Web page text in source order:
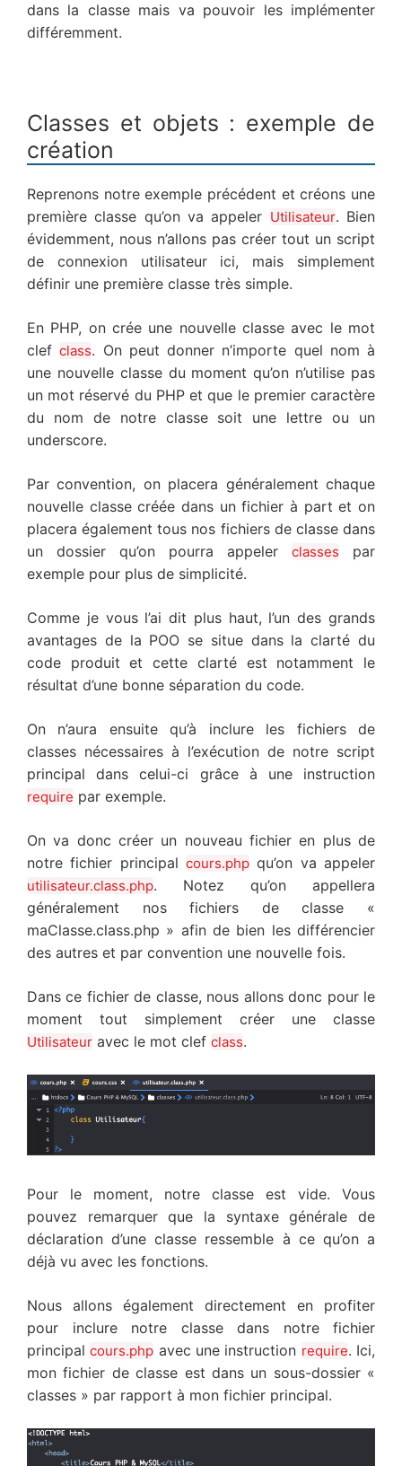
dans la classe mais va pouvoir les implémenter
différemment.
Classes et objets : exemple de
création
Reprenons notre exemple précédent et créons une
première classe qu’on va appeler Utilisateur. Bien
évidemment, nous n’allons pas créer tout un script
de connexion utilisateur ici, mais simplement
définir une première classe très simple.
En PHP, on crée une nouvelle classe avec le mot
clefclass. On peut donner n’importe quel nom à
une nouvelle classe du moment qu’on n’utilise pas
un mot réservé du PHP et que le premier caractère
du nom de notre classe soit une lettre ou un
underscore.
Par convention, on placera généralement chaque
nouvelle classe créée dans un fichier à part et on
placera également tous nos fichiers de classe dans
un dossier qu’on pourra appeler classes par
exemple pour plus de simplicité.
Comme je vous l’ai dit plus haut, l’un des grands
avantages de la POO se situe dans la clarté du
code produit et cette clarté est notamment le
résultat d’une bonne séparation du code.
On n’aura ensuite qu’à inclure les fichiers de
classes nécessaires à l’exécution de notre script
principal dans celui-ci grâce à une instruction
require par exemple.
On va donc créer un nouveau fichier en plus de
notre fichier principal cours.php qu’on va appeler
utilisateur.class.php. Notez qu’on appellera
généralement nos fichiers de classe «
maClasse.class.php » afin de bien les différencier
des autres et par convention une nouvelle fois.
Dans ce fichier de classe, nous allons donc pour le
moment tout simplement créer une classe
Utilisateur avec le mot clef class.
Pour le moment, notre classe est vide. Vous
pouvez remarquer que la syntaxe générale de
déclaration d’une classe ressemble à ce qu’on a
déjà vu avec les fonctions.
Nous allons également directement en profiter
pour inclure notre classe dans notre fichier
principalcours.php avec une instruction require. Ici,
mon fichier de classe est dans un sous-dossier «
classes » par rapport à mon fichier principal.